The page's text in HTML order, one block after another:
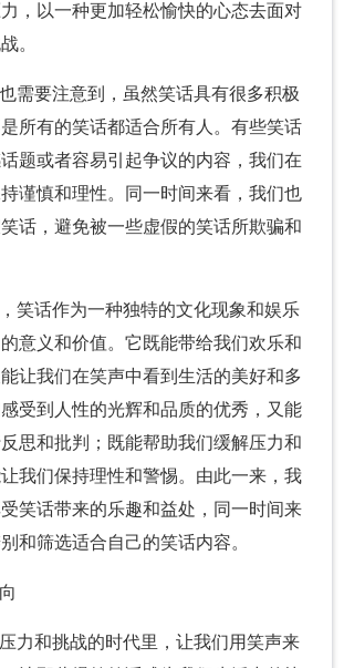
，以一种更加轻松愉快的心态去面对
。
需要注意到，虽然笑话具有很多积极
所有的笑话都适合所有人。有些笑话
题或者容易引起争议的内容，我们在
谨慎和理性。同一时间来看，我们也
话，避免被一些虚假的笑话所欺骗和
笑话作为一种独特的文化现象和娱乐
意义和价值。它既能带给我们欢乐和
让我们在笑声中看到生活的美好和多
受到人性的光辉和品质的优秀，又能
思和批判；既能帮助我们缓解压力和
我们保持理性和警惕。由此一来，我
笑话带来的乐趣和益处，同一时间来
和筛选适合自己的笑话内容。
力和挑战的时代里，让我们用笑声来